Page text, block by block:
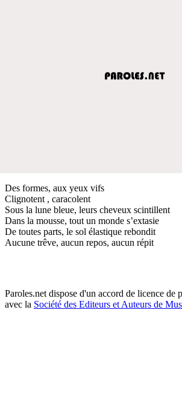
Des formes, aux yeux vifs
Clignotent , caracolent
Sous la lune bleue, leurs cheveux scintillent
Dans la mousse, tout un monde s’extasie
De toutes parts, le sol élastique rebondit
Aucune trêve, aucun repos, aucun répit
Paroles.net dispose d'un accord de licence de
avec la Société des Editeurs et Auteurs de